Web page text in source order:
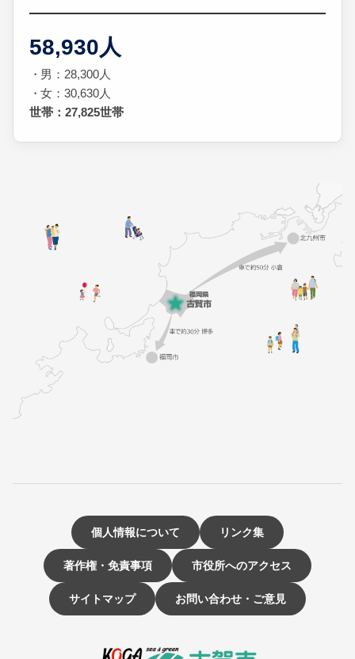
58,930人
男：28,300人
女：30,630人
世帯：27,825世帯
個人情報について リンク集
著作権・免責事項 市役所へのアクセス
サイトマップ お問い合わせ・ご意見